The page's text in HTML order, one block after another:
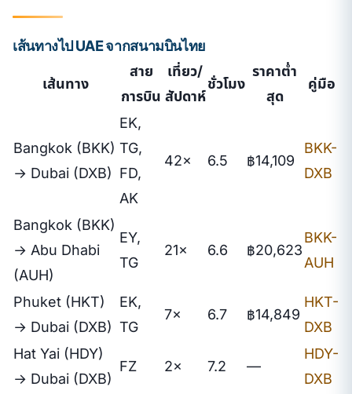
เส้นทางไป UAE จากสนามบินไทย
เส้นทาง
สาย
การบิน
เที่ยว/
สัปดาห์
ชั่วโมง
ราคาต่ำ
สุด
คู่มือ
Bangkok (BKK)
→ Dubai (DXB)
EK,
TG,
FD,
AK
42× 6.5 ฿14,109
BKK-
DXB
Bangkok (BKK)
→ Abu Dhabi
(AUH)
EY,
TG
21× 6.6 ฿20,623
BKK-
AUH
Phuket (HKT)
→ Dubai (DXB)
EK,
TG
7× 6.7 ฿14,849
HKT-
DXB
Hat Yai (HDY)
→ Dubai (DXB)
FZ 2× 7.2 —
HDY-
DXB